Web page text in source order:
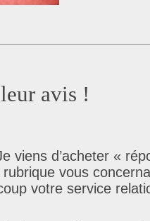
avis !
viens d’acheter «
vous
votre service